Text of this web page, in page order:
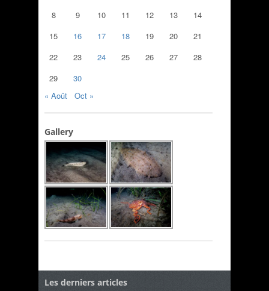
8
9 10 11 12 13
14
15
16 17 18 19 20
21
22
23 24 25 26 27
28
29
30
« Août
Oct »
Gallery
Les derniers articles